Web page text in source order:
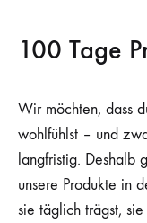
100 Tage
Wir möchten, dass
wohlfühlst – und
langfristig. Deshalb
unsere Produkte in
sie täglich trägst,